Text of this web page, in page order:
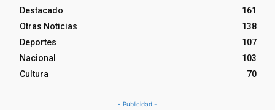
Destacado
161
Otras Noticias
138
Deportes
107
Nacional
103
Cultura
70
- Publicidad -